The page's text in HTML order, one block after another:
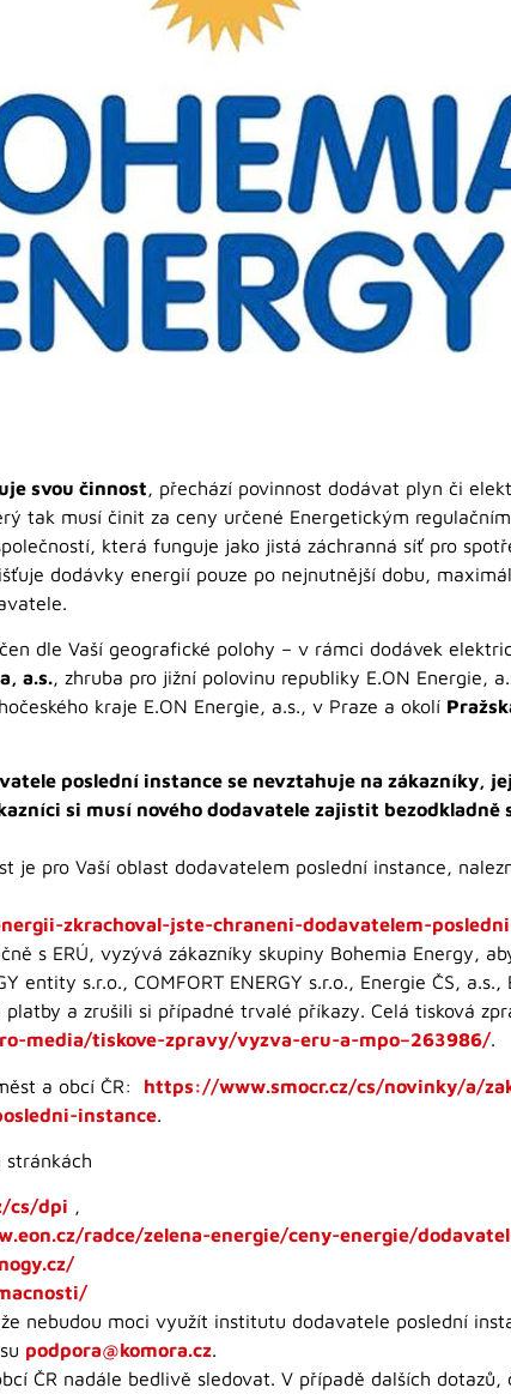
svou činnost , přechází povinnost dodávat plyn či
tak musí činit za ceny určené Energetickým
která funguje jako jistá záchranná síť pro
dodávky energií pouze po nejnutnější dobu,
dle Vaší geografické polohy – v rámci dodávek
a.s., zhruba pro jižní polovinu republiky E.ON Energie,
kraje E.ON Energie, a.s., v Praze a okolí
poslední instance se nevztahuje na zákazníky,
si musí nového dodavatele zajistit bezodkladně
je pro Vaší oblast dodavatelem poslední instance,
zkrachoval-jste-chraneni-dodavatelem-
s ERÚ, vyzývá zákazníky skupiny Bohemia Energy,
entity s.r.o., COMFORT ENERGY s.r.o., Energie ČS,
a zrušili si případné trvalé příkazy. Celá tisková
media/tiskove-zpravy/vyzva-eru-a-mpo–263986/.
a obcí ČR: https://www.smocr.cz/cs/novinky/a/
instance.
stránkách
cs/dpi ,
radce/zelena-energie/ceny-energie/
nebudou moci využít institutu dodavatele poslední
podpora@komora.cz.
ČR nadále bedlivě sledovat. V případě dalších dotazů,